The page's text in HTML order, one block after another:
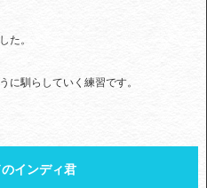
た。
に馴らしていく練習です。
インディ君